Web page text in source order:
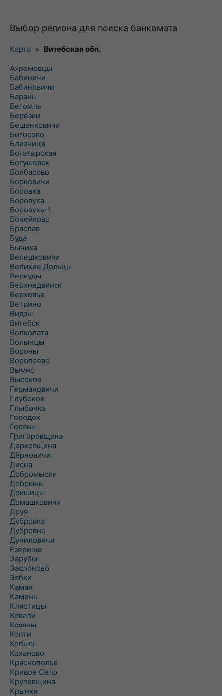
Выбор региона для поиска банкомата
Карта > Витебская обл.
Ахремовцы
Бабиничи
Бабиновичи
Барань
Бегомль
Берёзки
Бешенковичи
Бигосово
Близница
Богатырская
Богушевск
Болбасово
Борковичи
Боровка
Боровуха
Боровуха-1
Бочейково
Браслав
Буда
Бычиха
Велешковичи
Великие Дольцы
Веркуды
Верхнедвинск
Верховье
Ветрино
Видзы
Витебск
Волколата
Волынцы
Вороны
Воропаево
Вымно
Высокое
Германовичи
Глубокое
Глыбочка
Городок
Горяны
Григоровщина
Дерковщина
Дёрновичи
Дисна
Добромысли
Добрынь
Докшицы
Домашковичи
Друя
Дубровка
Дубровно
Дуниловичи
Езерище
Зарубы
Заслоново
Зябки
Камаи
Камень
Клястицы
Ковали
Козяны
Копти
Копысь
Коханово
Краснополье
Кривое Село
Крулевщина
Крынки